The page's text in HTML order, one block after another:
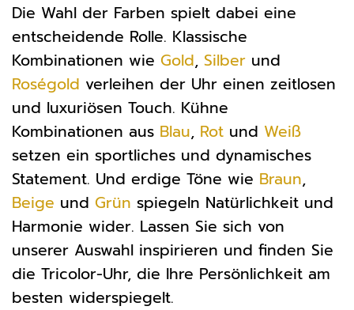
Die Wahl der Farben spielt dabei eine
entscheidende Rolle. Klassische
Kombinationen wie Gold, Silber und
Roségold verleihen der Uhr einen zeitlosen
und luxuriösen Touch. Kühne
Kombinationen aus Blau, Rot und Weiß
setzen ein sportliches und dynamisches
Statement. Und erdige Töne wie Braun,
Beige und Grün spiegeln Natürlichkeit und
Harmonie wider. Lassen Sie sich von
unserer Auswahl inspirieren und finden Sie
die Tricolor-Uhr, die Ihre Persönlichkeit am
besten widerspiegelt.